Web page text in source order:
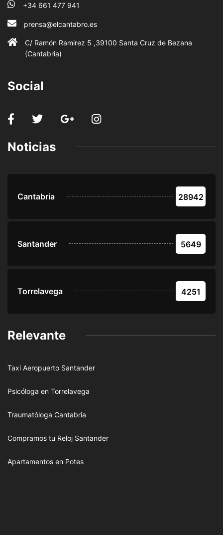
+34 661 477 941
prensa@elcantabro.es
C/ Ramón Ramirez 5 ,39100 Santa Cruz de Bezana
(Cantabria)
Social
Noticias
Cantabria 28942
Santander 5649
Torrelavega 4251
Relevante
Taxi Aeropuerto Santander
Psicóloga en Torrelavega
Traumatóloga Cantabria
Compramos tu Reloj Santander
Apartamentos en Potes